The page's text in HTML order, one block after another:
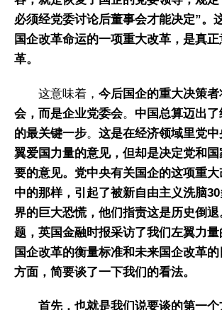
必须经党委讨论后董事会才能决定”。
国企改革命运的一项重大改革，是真
革。
这意味着， 今后国企的重大决策
会，而是企业党委会。 中国总算迈出
的最关键一步。 这是在经济领域里党
翼爱国力量的意见，但却是决定党和
要的意见。 党中央有关国企的这项重
中的那样，引起了被新自由主义洗脑
界的巨大恐慌，他们指责这是历史倒退
题，英国金融时报采访了我们左翼力
国企改革的衡量标准和未来国企改革
方面，简要谈了一下我们的看法。
首先，也就是我们说要谈的第一个